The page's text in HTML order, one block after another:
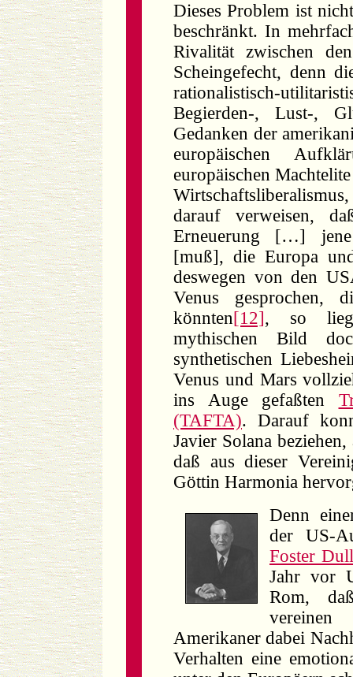
Dieses Problem ist
beschränkt. In
Rivalität zwischen
Scheingefecht, denn
rationalistisch-
Begierden-, Lust-,
Gedanken der
europäischen
europäischen
darauf verweisen,
Erneuerung […]
[muß], die Europa
deswegen von den
Venus gesprochen,
könnten[12], so liegt
mythischen Bild
synthetischen
Venus und Mars
ins Auge gefaßten
(TAFTA). Darauf
Javier Solana
daß aus dieser
Göttin Harmonia
Denn
der US-
Foster
Jahr vor
Rom,
Amerikaner dabei
Verhalten eine